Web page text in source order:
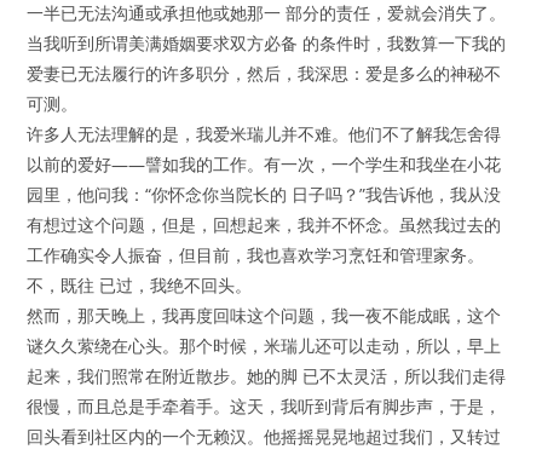
一半已无法沟通或承担他或她那一 部分的责任，爱就会消失了。
当我听到所谓美满婚姻要求双方必备 的条件时，我数算一下我的
爱妻已无法履行的许多职分，然后，我深思：爱是多么的神秘不
可测。
许多人无法理解的是，我爱米瑞儿并不难。他们不了解我怎舍得
以前的爱好——譬如我的工作。有一次，一个学生和我坐在小花
园里，他问我：“你怀念你当院长的 日子吗？”我告诉他，我从没
有想过这个问题，但是，回想起来，我并不怀念。虽然我过去的
工作确实令人振奋，但目前，我也喜欢学习烹饪和管理家务。
不，既往 已过，我绝不回头。
然而，那天晚上，我再度回味这个问题，我一夜不能成眠，这个
谜久久萦绕在心头。那个时候，米瑞儿还可以走动，所以，早上
起来，我们照常在附近散步。她的脚 已不太灵活，所以我们走得
很慢，而且总是手牵着手。这天，我听到背后有脚步声，于是，
回头看到社区内的一个无赖汉。他摇摇晃晃地超过我们，又转过